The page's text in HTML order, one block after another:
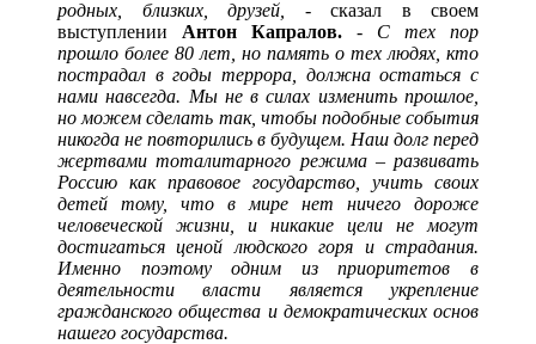
родных, близких, друзей, - сказал в своем
выступлении Антон Капралов. - С тех пор
прошло более 80 лет, но память о тех людях, кто
пострадал в годы террора, должна остаться с
нами навсегда. Мы не в силах изменить прошлое,
но можем сделать так, чтобы подобные события
никогда не повторились в будущем. Наш долг перед
жертвами тоталитарного режима – развивать
Россию как правовое государство, учить своих
детей тому, что в мире нет ничего дороже
человеческой жизни, и никакие цели не могут
достигаться ценой людского горя и страдания.
Именно поэтому одним из приоритетов в
деятельности власти является укрепление
гражданского общества и демократических основ
нашего государства.